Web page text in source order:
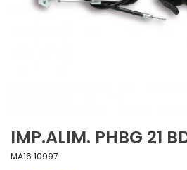
IMP.ALIM. PHBG 21
MA16 10997